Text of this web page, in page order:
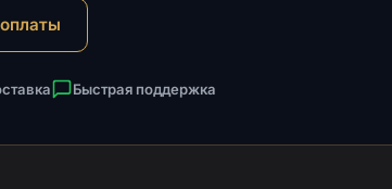
Быстрая поддержка